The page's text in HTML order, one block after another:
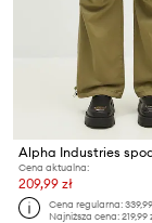
Cena aktualna:
209,99 zł
Cena regularna:
Najniższa cena:219,99